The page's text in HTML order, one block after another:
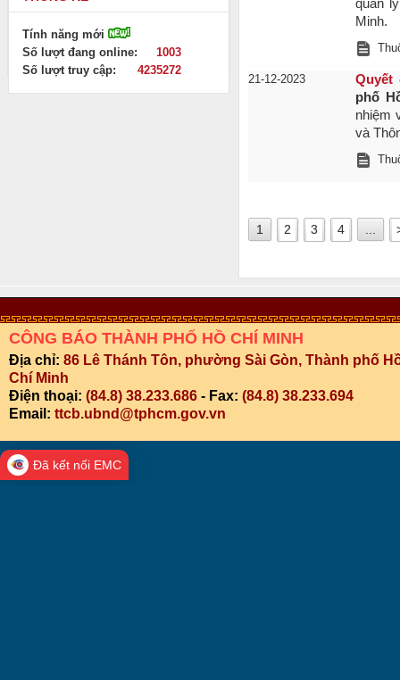
Tính năng mới
Số lượt đang online:
1003
Số lượt truy cập:
4235272
quàn
Minh.
21-12-2023
Quyết
phố
nhiệm
và
1 2 3 4
CÔNG BÁO THÀNH PHỐ HỒ CHÍ MINH
Địa chỉ: 86 Lê Thánh Tôn, phường Sài Gòn, Thành phố
Chí Minh
Điện thoại: (84.8) 38.233.686 - Fax: (84.8) 38.233.694
Email: ttcb.ubnd@tphcm.gov.vn
Đã kết nối EMC